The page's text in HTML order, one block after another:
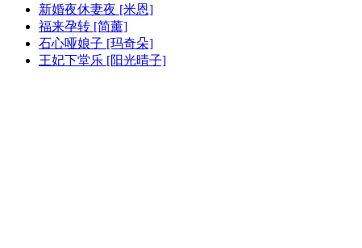
新婚夜休妻夜 [米恩]
福来孕转 [简薰]
石心哑娘子 [玛奇朵]
王妃下堂乐 [阳光晴子]